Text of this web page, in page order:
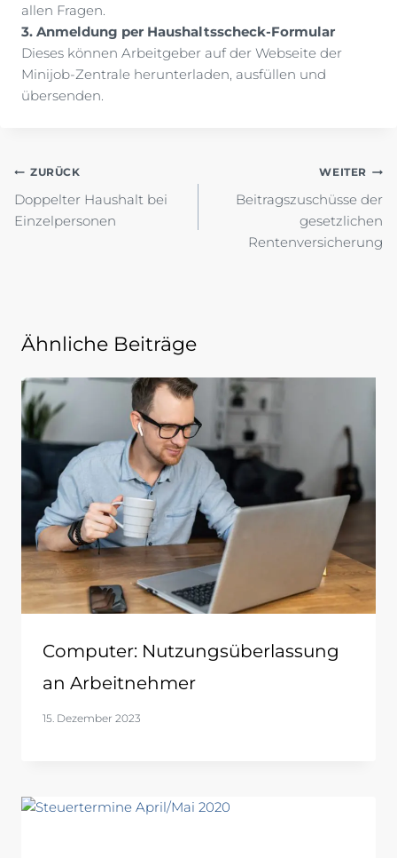
allen Fragen.
3. Anmeldung per Haushaltsscheck-Formular
Dieses können Arbeitgeber auf der Webseite der
Minijob-Zentrale herunterladen, ausfüllen und
übersenden.
Beitragsnavigation
ZURÜCK
Doppelter Haushalt bei
Einzelpersonen
WEITER
Beitragszuschüsse der
gesetzlichen
Rentenversicherung
Ähnliche Beiträge
Computer: Nutzungsüberlassung
an Arbeitnehmer
15. Dezember 2023